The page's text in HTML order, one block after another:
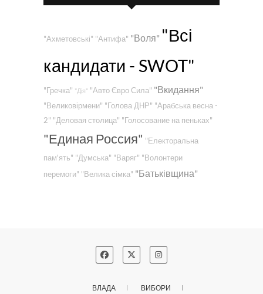
"Ахметовські" "Антифа" "Воля" "Всі
кандидати - SWOT"
"Гречка" "Дія" "Авто Євро Сила" "Вкидання"
"Великовірмени" "Голова ДНР" "Арабська весна -
2" "Деловая столица" "Голосование на пеньках"
"Единая Россия" "Електоральна
пам'ять" "Думська" "Варяг" "Волонтери
перемоги" "Велика сімка" "Батьківщина"
ВЛАДА ВИБОРИ